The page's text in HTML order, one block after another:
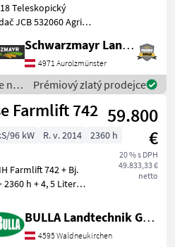
JCB 532060 Agri
- s výškou zdvihu 6, 0
- so 4-valcovým
JCB Dieselmax
Rail (d
Schwarzmayr Landtechnik GmbH - Aurolzmünster
4971 Aurolzmünster
na
/
Prémiový zlatý prodejce
Farmlift 742 59.800
€
20 % s DPH
49.833,33 €
netto
96 kW R. v. 2014 2360 h
Farmlift 742 + Bj.
2360 h + 4, 5 Liter
+ 7
+ 4, 2
Hubkraft +
BULLA Landtechnik GmbH
4595 Waldneukirchen